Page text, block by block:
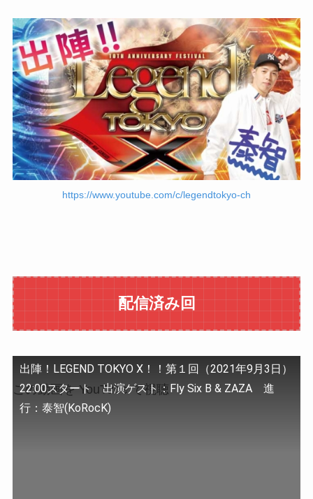
https://www.youtube.com/c/legendtokyo-ch
配信済み回
出陣！LEGEND TOKYO X！！第１回（2021年9月3日）
22:00スタート 出演ゲスト：Fly Six B & ZAZA 進
行：泰智(KoRocK)
この動画を YouTube で視聴